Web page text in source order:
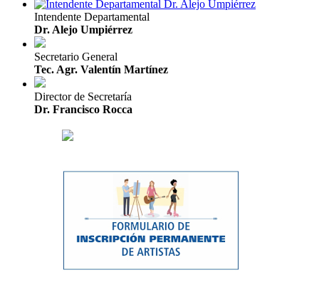
Intendente Departamental
Dr. Alejo Umpiérrez
Secretario General
Tec. Agr. Valentín Martínez
Director de Secretaría
Dr. Francisco Rocca